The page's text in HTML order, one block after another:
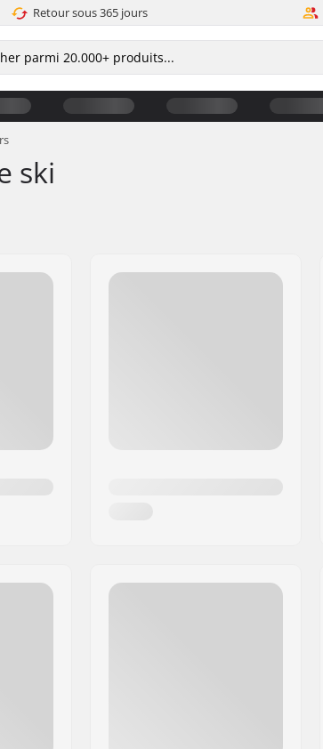
Retour sous 365 jours
ski